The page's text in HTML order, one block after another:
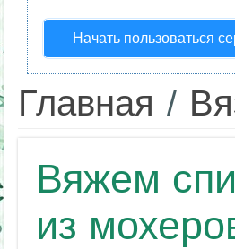
Начать пользоваться
Главная /
Вяжем
из